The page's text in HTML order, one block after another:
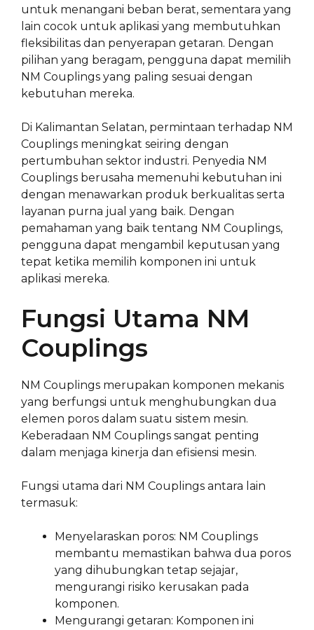
untuk menangani beban berat, sementara yang
lain cocok untuk aplikasi yang membutuhkan
fleksibilitas dan penyerapan getaran. Dengan
pilihan yang beragam, pengguna dapat memilih
NM Couplings yang paling sesuai dengan
kebutuhan mereka.
Di Kalimantan Selatan, permintaan terhadap NM
Couplings meningkat seiring dengan
pertumbuhan sektor industri. Penyedia NM
Couplings berusaha memenuhi kebutuhan ini
dengan menawarkan produk berkualitas serta
layanan purna jual yang baik. Dengan
pemahaman yang baik tentang NM Couplings,
pengguna dapat mengambil keputusan yang
tepat ketika memilih komponen ini untuk
aplikasi mereka.
Fungsi Utama NM
Couplings
NM Couplings merupakan komponen mekanis
yang berfungsi untuk menghubungkan dua
elemen poros dalam suatu sistem mesin.
Keberadaan NM Couplings sangat penting
dalam menjaga kinerja dan efisiensi mesin.
Fungsi utama dari NM Couplings antara lain
termasuk:
Menyelaraskan poros: NM Couplings
membantu memastikan bahwa dua poros
yang dihubungkan tetap sejajar,
mengurangi risiko kerusakan pada
komponen.
Mengurangi getaran: Komponen ini